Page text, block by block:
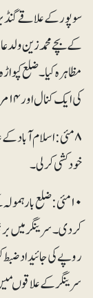
سوپور کےعلاقےگنڈ
کے بچے محمدزین
مظاہرہ کیا۔ ضلع
کی ایک کنال اور ۱۴مرلے سے زائد اراضی ضبط کر لی۔
۸ مئی : اسلام آباد
خودکشی کرلی۔
۱۰مئی : ضلع
روپے کی جائیداد ضبط